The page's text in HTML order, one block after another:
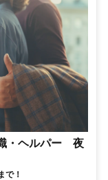
・ヘルパー 夜
で！